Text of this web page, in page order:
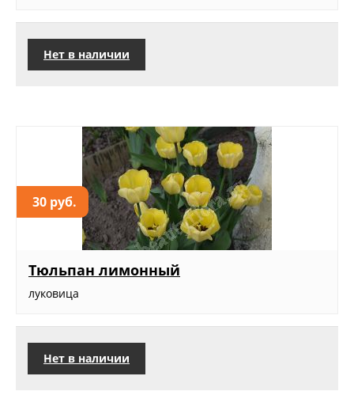
Нет в наличии
30 руб.
Тюльпан лимонный
луковица
Нет в наличии